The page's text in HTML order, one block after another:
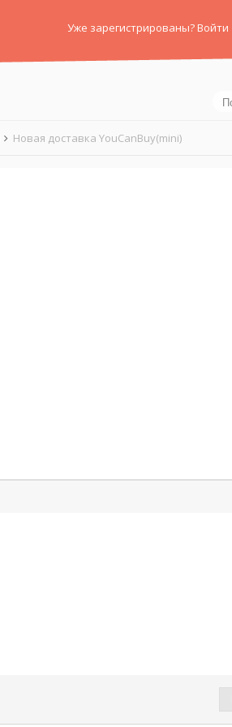
Уже зарегистрированы? Войти
Новая доставка YouCanBuy(mini)